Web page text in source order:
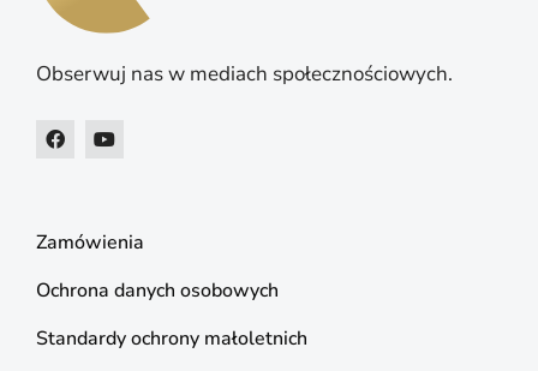
Obserwuj nas w mediach społecznościowych.
Zamówienia
Ochrona danych osobowych
Standardy ochrony małoletnich